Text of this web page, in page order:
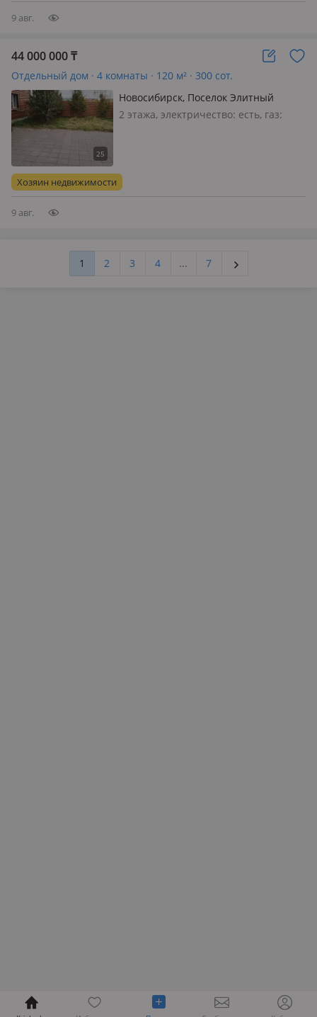
9 авг.
44 000 000₸
Отдельный дом · 4 комнаты · 120 м² · 300 сот.
Новосибирск, Поселок Элитный
2 этажа, электричество: есть, газ:
Площадь: 120 квадратных метров
(61+62 кв. м. ) . • Второй этаж: три
Хозяин недвижимости
9 авг.
1 2 3 4 ... 7